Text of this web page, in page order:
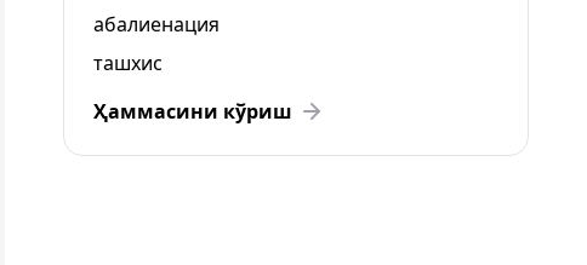
абалиенация
ташхис
Ҳаммасини кўриш